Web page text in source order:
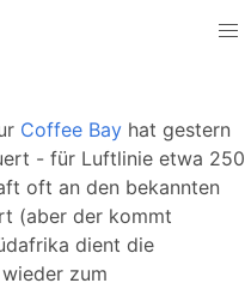
Coffee Bay hat gestern
- für Luftlinie etwa 250
oft an den bekannten
(aber der kommt
dient die
zum